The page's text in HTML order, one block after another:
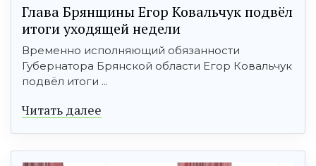
Глава Брянщины Егор Ковальчук подвёл
итоги уходящей недели
Временно исполняющий обязанности
Губернатора Брянской области Егор Ковальчук
подвёл итоги ...
Читать далее